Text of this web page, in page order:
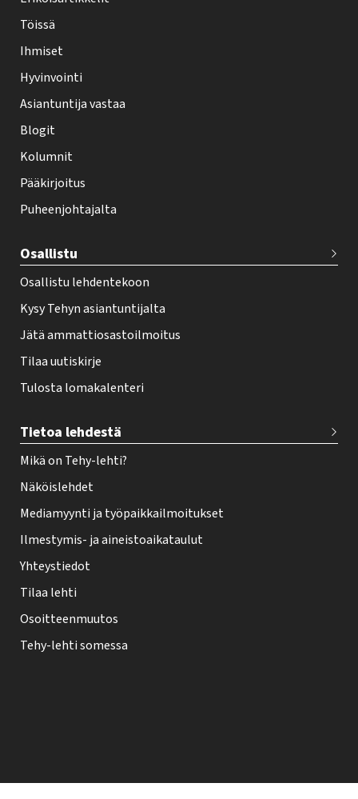
-
e
h
t
i
f
o
t
r
Töissä
Ihmiset
Hyvinvointi
Asiantuntija vastaa
Blogit
Kolumnit
Pääkirjoitus
Puheenjohtajalta
Osallistu
Osallistu lehdentekoon
Kysy Tehyn asiantuntijalta
Jätä ammattiosastoilmoitus
Tilaa uutiskirje
Tulosta lomakalenteri
Tietoa lehdestä
Mikä on Tehy-lehti?
Näköislehdet
Mediamyynti ja työpaikkailmoitukset
Ilmestymis- ja aineistoaikataulut
Yhteystiedot
Tilaa lehti
Osoitteenmuutos
Tehy-lehti somessa